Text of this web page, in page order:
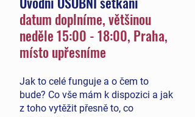
datum doplníme, většinou
neděle15:00 - 18:00, Praha,
místo upřesníme
Jak to celé funguje a o čem to
bude? Co vše mám k dispozici a jak
z toho vytěžit přesně to, co